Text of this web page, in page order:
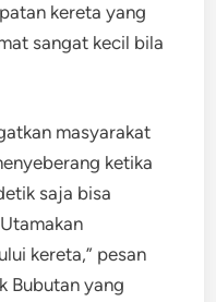
kereta yang
sangat kecil bila
masyarakat
ketika
saja bisa
kereta,” pesan
Bubutan yang